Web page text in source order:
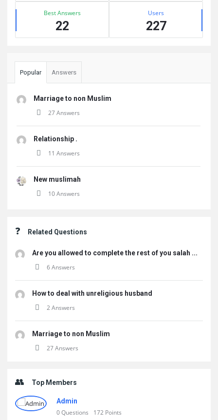
Best Answers
22
Users
227
Popular Answers
Marriage to non Muslim
27 Answers
Relationship .
11 Answers
New muslimah
10 Answers
Related Questions
Are you allowed to complete the rest of you salah ...
6 Answers
How to deal with unreligious husband
2 Answers
Marriage to non Muslim
27 Answers
Top Members
Admin
0 Questions 172 Points